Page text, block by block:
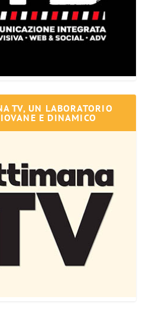
TV, UN LABORATORIO
E DINAMICO